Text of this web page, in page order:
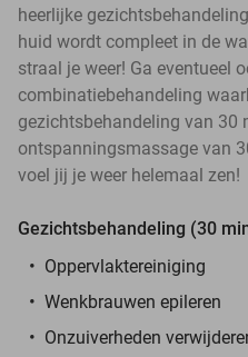
heerlijke
huid wordt compleet in de
straal je weer! Ga eventueel
combinatiebehandeling
gezichtsbehandeling van 30
ontspanningsmassage van
voel jij je weer helemaal zen!
Gezichtsbehandeling (30
Oppervlaktereiniging
Wenkbrauwen epileren
Onzuiverheden